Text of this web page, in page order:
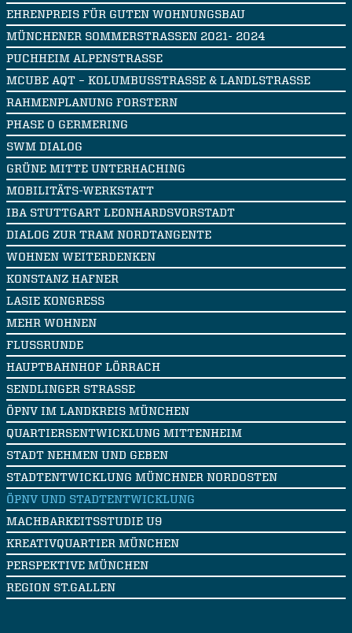
EHRENPREIS FÜR GUTEN WOHNUNGSBAU
MÜNCHENER SOMMERSTRASSEN 2021- 2024
PUCHHEIM ALPENSTRASSE
MCUBE AQT – KOLUMBUSSTRASSE & LANDLSTRASSE
RAHMENPLANUNG FORSTERN
PHASE 0 GERMERING
SWM DIALOG
GRÜNE MITTE UNTERHACHING
MOBILITÄTS-WERKSTATT
IBA STUTTGART LEONHARDSVORSTADT
DIALOG ZUR TRAM NORDTANGENTE
WOHNEN WEITERDENKEN
KONSTANZ HAFNER
LASIE KONGRESS
MEHR WOHNEN
FLUSSRUNDE
HAUPTBAHNHOF LÖRRACH
SENDLINGER STRASSE
ÖPNV IM LANDKREIS MÜNCHEN
QUARTIERSENTWICKLUNG MITTENHEIM
STADT NEHMEN UND GEBEN
STADTENTWICKLUNG MÜNCHNER NORDOSTEN
ÖPNV UND STADTENTWICKLUNG
MACHBARKEITSSTUDIE U9
KREATIVQUARTIER MÜNCHEN
PERSPEKTIVE MÜNCHEN
REGION ST.GALLEN